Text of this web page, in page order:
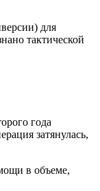
для
тактической
года
затянулась,
в объеме,